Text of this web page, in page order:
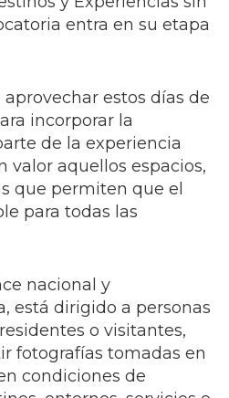
entra en su etapa
estos días de
incorporar la
de la experiencia
valor aquellos espacios,
que permiten que el
para todas las
nacional y
está dirigido a personas
o visitantes,
fotografías tomadas en
condiciones de